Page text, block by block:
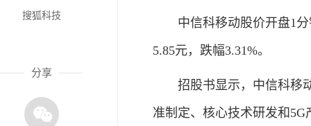
搜狐科技
分享
中信科移动股价开盘1分
5.85元，跌幅3.31%。
招股书显示，中信科移动
准制定、核心技术研发和